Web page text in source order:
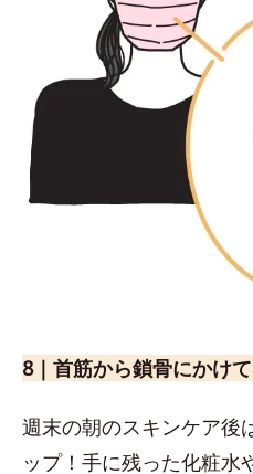
8｜首筋から鎖骨にかけ
週末の朝のスキンケア後
ップ！手に残った化粧水